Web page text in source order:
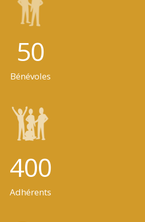
50
Bénévoles
400
Adhérents